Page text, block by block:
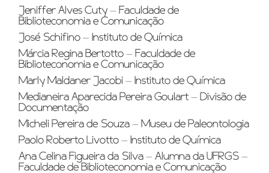
Jeniffer Alves Cuty – Faculdade de
Biblioteconomia e Comunicação
José Schifino – Instituto de Química
Márcia Regina Bertotto – Faculdade de
Biblioteconomia e Comunicação
Marly Maldaner Jacobi – Instituto de Química
Medianeira Aparecida Pereira Goulart – Divisão de
Documentação
Micheli Pereira de Souza – Museu de Paleontologia
Paolo Roberto Livotto – Instituto de Química
Ana Celina Figueira da Silva – Alumna da UFRGS –
Faculdade de Biblioteconomia e Comunicação